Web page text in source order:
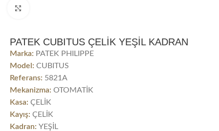
PATEK CUBITUS ÇELİK YEŞİL KADRAN
Marka: PATEK PHILIPPE
Model: CUBITUS
Referans: 5821A
Mekanizma: OTOMATİK
Kasa: ÇELİK
Kayış: ÇELİK
Kadran: YEŞİL